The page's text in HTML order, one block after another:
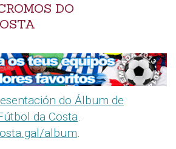
DO
do Álbum de
da Costa.
album.